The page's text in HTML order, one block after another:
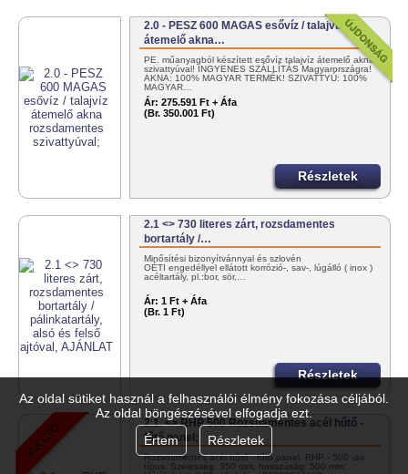
Az oldal sütiket használ a felhasználói élmény fokozása céljából.
Az oldal böngészésével elfogadja ezt.
Értem
Részletek
2.0 - PESZ 600 MAGAS esővíz / talajvíz
átemelő akna…
PE. műanyagból készített esővíz talajvíz átemelő akna
szivattyúval! INGYENES SZÁLLÍTÁS Magyarországra!
AKNA: 100% MAGYAR TERMÉK! SZIVATTYÚ: 100%
MAGYAR…
Ár: 275.591 Ft + Áfa
(Br. 350.001 Ft)
Részletek
2.1 <> 730 literes zárt, rozsdamentes
bortartály /…
Minősítési bizonyítvánnyal és szlovén
OÉTI engedéllyel ellátott korrózió-, sav-, lúgálló ( inox )
acéltartály, pl.:bor, sör,…
Ár: 1 Ft + Áfa
(Br. 1 Ft)
Részletek
2.1. <> RHP 500 Rozsdamentes acél hűtő -
fűtő panel;
Rozsdamentes acél hűtő - fűtő panel. RHP - 500 -as
típus. Szélesség: 350 mm, hosszúság: 500 mm;